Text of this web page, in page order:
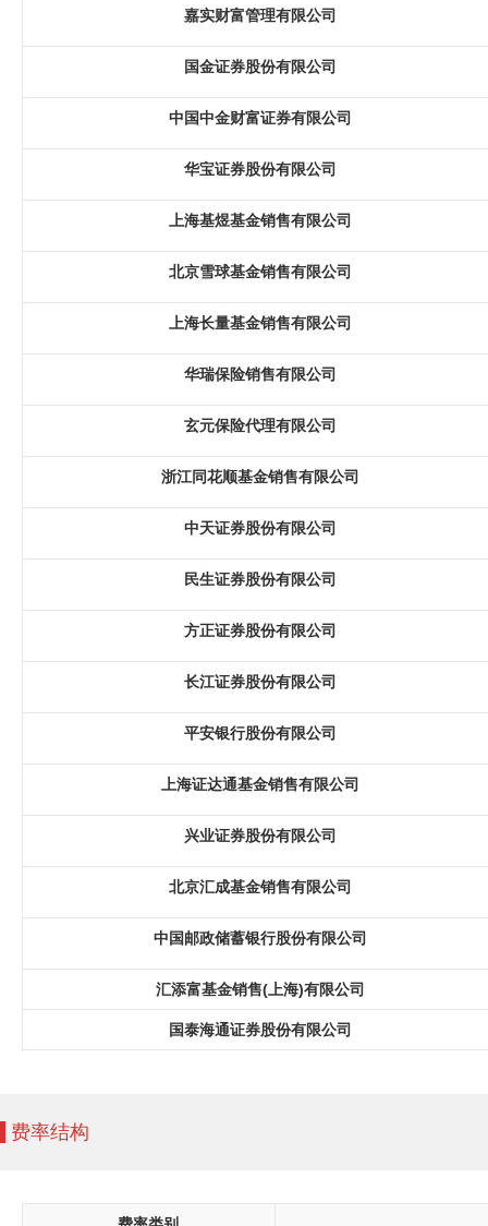
嘉实财富管理有限公司
国金证券股份有限公司
中国中金财富证券有限公司
华宝证券股份有限公司
上海基煜基金销售有限公司
北京雪球基金销售有限公司
上海长量基金销售有限公司
华瑞保险销售有限公司
玄元保险代理有限公司
浙江同花顺基金销售有限公司
中天证券股份有限公司
民生证券股份有限公司
方正证券股份有限公司
长江证券股份有限公司
平安银行股份有限公司
上海证达通基金销售有限公司
兴业证券股份有限公司
北京汇成基金销售有限公司
中国邮政储蓄银行股份有限公司
汇添富基金销售(上海)有限公司
国泰海通证券股份有限公司
费率结构